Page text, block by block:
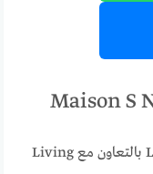
يُعد مشروع Maison S من Lemon Spaces بالتعاون مع Living